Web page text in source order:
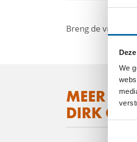
We
Breng de vreugde
MEER
DIRK